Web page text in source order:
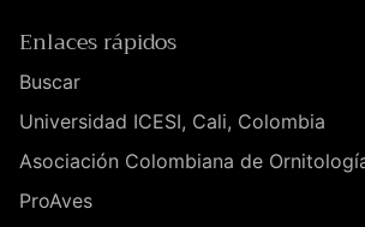
Enlaces rápidos
Buscar
Universidad ICESI, Cali, Colombia
Asociación Colombiana de
ProAves